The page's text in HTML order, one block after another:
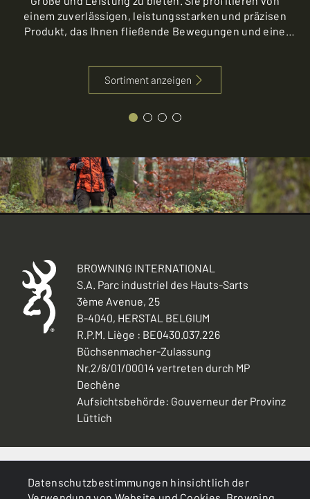
Datenschutzbestimmungen hinsichtlich der
einem zuverlässigen, leistungsstarken und präzisen
Produkt, das Ihnen fließende Bewegungen und eine
Sortiment anzeigen
BROWNING INTERNATIONAL
S.A. Parc industriel des Hauts-Sarts
3ème Avenue, 25
B-4040, HERSTAL BELGIUM
R.P.M. Liège : BE0430.037.226
Büchsenmacher-Zulassung
Nr.2/6/01/00014 vertreten durch MP
Dechêne
Aufsichtsbehörde: Gouverneur der Provinz
Lüttich